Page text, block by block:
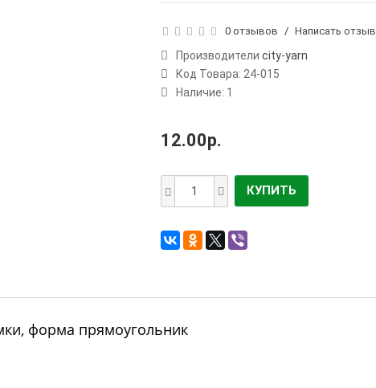
0 отзывов / Написать отзыв
Производители city-yarn
Код Товара: 24-015
Наличие: 1
12.00р.
КУПИТЬ
форма прямоугольник